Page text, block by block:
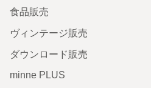
食品販売
ヴィンテージ販売
ダウンロード販売
minne PLUS